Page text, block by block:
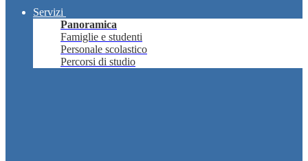
Servizi
Panoramica
Famiglie e studenti
Personale scolastico
Percorsi di studio